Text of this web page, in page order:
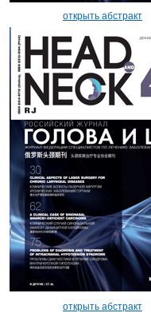
открыть абстракт
открыть абстракт